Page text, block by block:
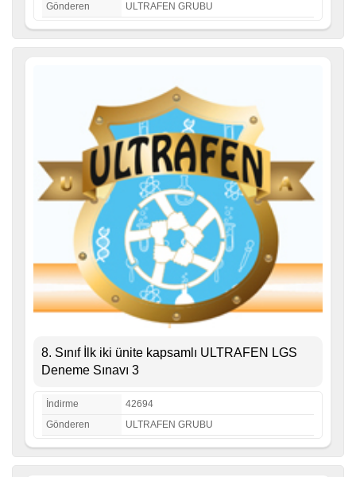
Gönderen
ULTRAFEN GRUBU
8. Sınıf İlk iki ünite kapsamlı ULTRAFEN LGS
Deneme Sınavı 3
İndirme
42694
Gönderen
ULTRAFEN GRUBU